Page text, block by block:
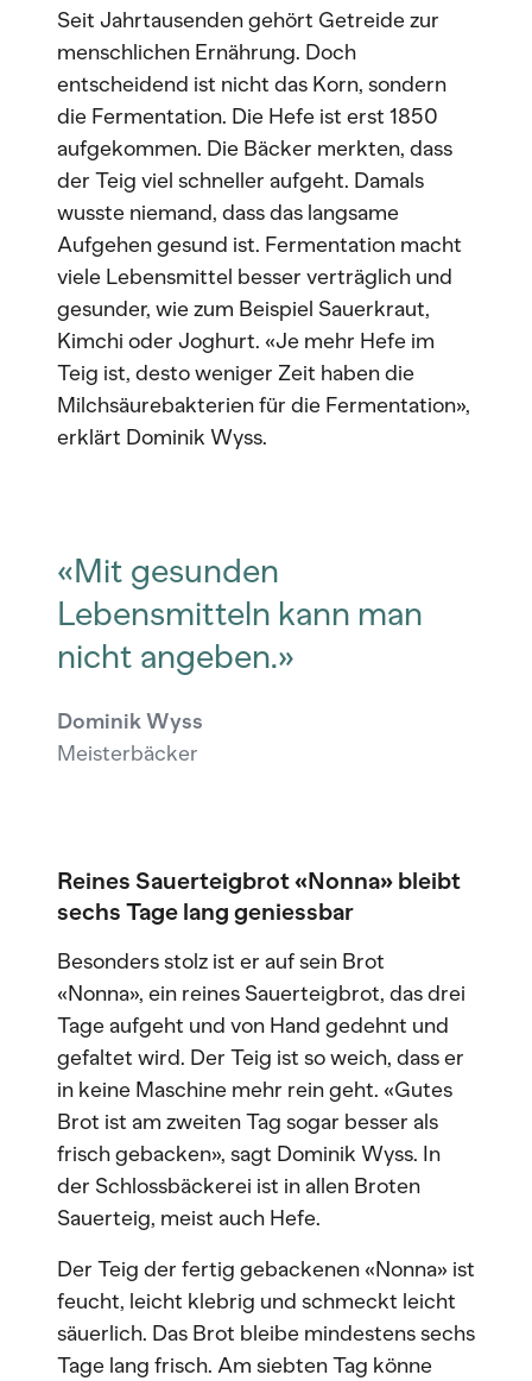
Seit Jahrtausenden gehört Getreide zur
menschlichen Ernährung. Doch
entscheidend ist nicht das Korn, sondern
die Fermentation. Die Hefe ist erst 1850
aufgekommen. Die Bäcker merkten, dass
der Teig viel schneller aufgeht. Damals
wusste niemand, dass das langsame
Aufgehen gesund ist. Fermentation macht
viele Lebensmittel besser verträglich und
gesunder, wie zum Beispiel Sauerkraut,
Kimchi oder Joghurt. «Je mehr Hefe im
Teig ist, desto weniger Zeit haben die
Milchsäurebakterien für die Fermentation»,
erklärt Dominik Wyss.
«Mit gesunden
Lebensmitteln kann man
nicht angeben.»
Dominik Wyss
Meisterbäcker
Reines Sauerteigbrot «Nonna» bleibt
sechs Tage lang geniessbar
Besonders stolz ist er auf sein Brot
«Nonna», ein reines Sauerteigbrot, das drei
Tage aufgeht und von Hand gedehnt und
gefaltet wird. Der Teig ist so weich, dass er
in keine Maschine mehr rein geht. «Gutes
Brot ist am zweiten Tag sogar besser als
frisch gebacken», sagt Dominik Wyss. In
der Schlossbäckerei ist in allen Broten
Sauerteig, meist auch Hefe.
Der Teig der fertig gebackenen «Nonna» ist
feucht, leicht klebrig und schmeckt leicht
säuerlich. Das Brot bleibe mindestens sechs
Tage lang frisch. Am siebten Tag könne